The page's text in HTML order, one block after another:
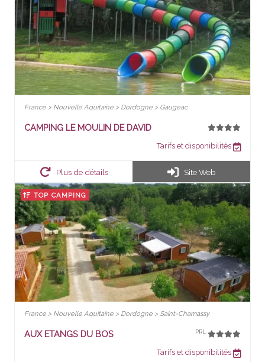
France > Nouvelle Aquitaine > Dordogne > Gaugeac
CAMPING LE MOULIN DE DAVID
Tarifs et disponibilités
Plus de détails Site Web
TOP CAMPING
France > Nouvelle Aquitaine > Dordogne > Saint-Chamassy
AUX ETANGS DU BOS PRL
Tarifs et disponibilités